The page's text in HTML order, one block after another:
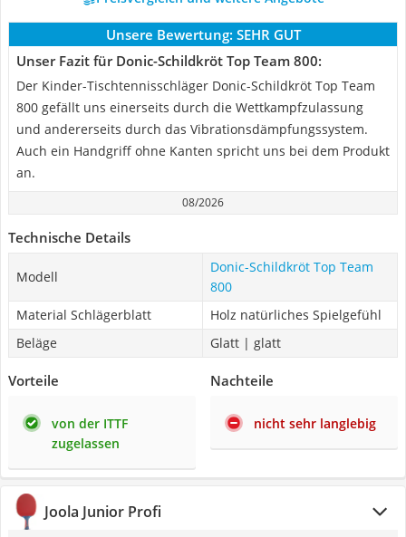
Unsere Bewertung: SEHR GUT
Unser Fazit für Donic-Schildkröt Top Team 800:
Der Kinder-Tischtennisschläger Donic-Schildkröt Top Team
800 gefällt uns einerseits durch die Wettkampfzulassung
und andererseits durch das Vibrationsdämpfungssystem.
Auch ein Handgriff ohne Kanten spricht uns bei dem Produkt
an.
08/2026
Technische Details
Modell
Donic-Schildkröt Top Team
800
Material Schlägerblatt
Holz natürliches Spielgefühl
Beläge
Glatt | glatt
Vorteile
von der ITTF
zugelassen
Nachteile
nicht sehr langlebig
Joola Junior Profi